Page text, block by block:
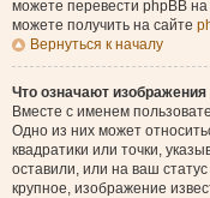
можете перевести phpBB
можете получить на сайте
Вернуться к началу
Что означают
Вместе с именем
Одно из них может
квадратики или точки,
оставили, или на ваш
крупное, изображение